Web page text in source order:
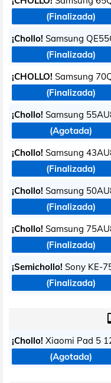
(Finalizada)
¡Chollo! Samsung
(Finalizada)
¡CHOLLO! Samsung
(Finalizada)
¡Chollo! Samsung
(Agotada)
¡Chollo! Samsung
(Finalizada)
¡Chollo! Samsung
(Finalizada)
¡Chollo! Samsung
(Finalizada)
¡Semichollo! Sony KE-
(Finalizada)
¡Chollo! Xiaomi Pad 5
(Agotada)